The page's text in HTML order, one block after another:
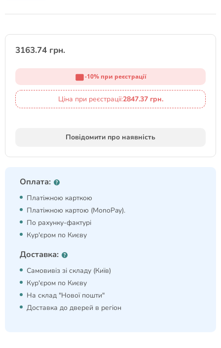
3163.74 грн.
-10% при реєстрації
Ціна при реєстрації:2847.37 грн.
Повідомити про наявність
Оплата:
Платіжною карткою
Платіжною картою (MonoPay).
По рахунку-фактурі
Кур'єром по Києву
Доставка:
Самовивіз зі складу (Київ)
Кур'єром по Києву
На склад "Нової пошти"
Доставка до дверей в регіон